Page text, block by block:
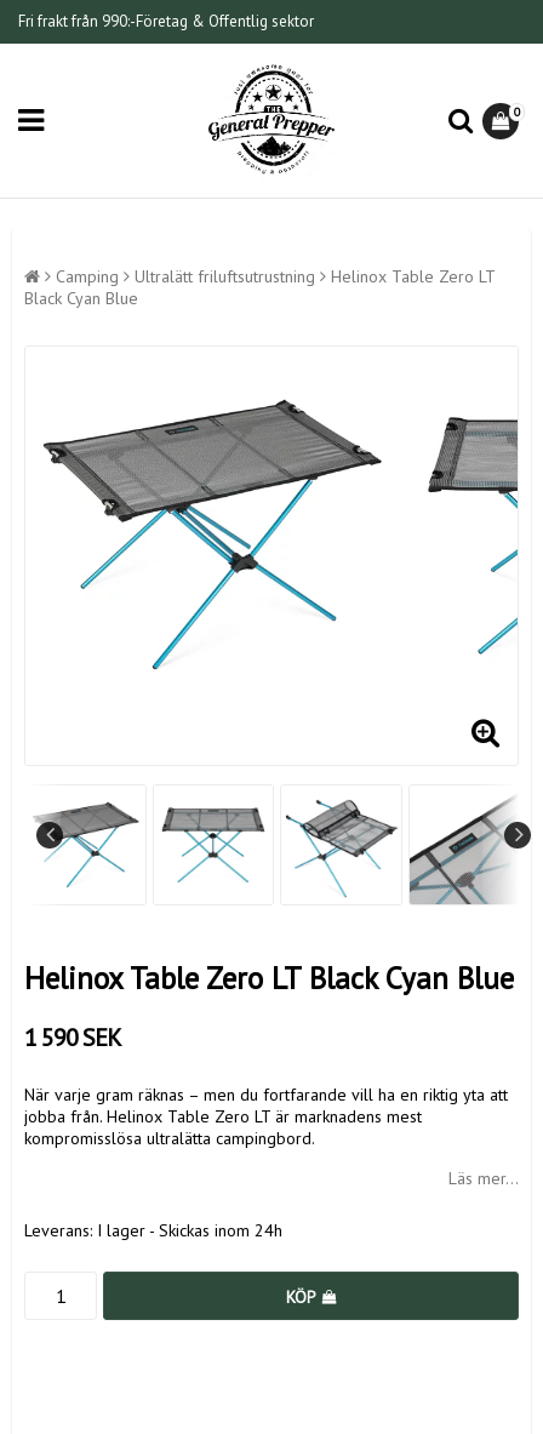
Fri frakt från 990:-Företag & Offentlig sektor
0
Camping Ultralätt friluftsutrustning
Helinox Table Zero LT
Black Cyan Blue
Helinox Table Zero LT Black Cyan Blue
1 590 SEK
När varje gram räknas – men du fortfarande vill ha en riktig yta att
jobba från. Helinox Table Zero LT är marknadens mest
kompromisslösa ultralätta campingbord.
Läs mer...
Leverans: I lager - Skickas inom 24h
KÖP